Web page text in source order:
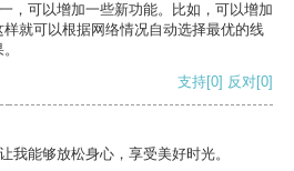
，可以增加一些新功能。比如，可以增加
就可以根据网络情况自动选择最优的线
支持[0] 反对[0]
我能够放松身心，享受美好时光。